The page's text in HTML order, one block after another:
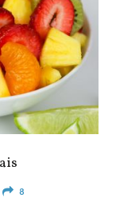
8